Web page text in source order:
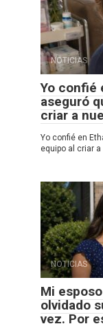
NOTICIAS
Yo confié
aseguró
criar a
Yo confié en
equipo al criar a
NOTICIAS
Mi
olvidado
vez. Por